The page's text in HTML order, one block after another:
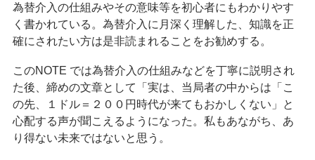
為替介入の仕組みやその意味等を初心者にもわかりやす
く書かれている。為替介入に月深く理解した、知識を正
確にされたい方は是非読まれることをお勧めする。
このNOTE では為替介入の仕組みなどを丁寧に説明され
た後、締めの文章として「実は、当局者の中からは「こ
の先、１ドル＝２００円時代が来てもおかしくない」と
心配する声が聞こえるようになった。私もあながち、あ
り得ない未来ではないと思う。